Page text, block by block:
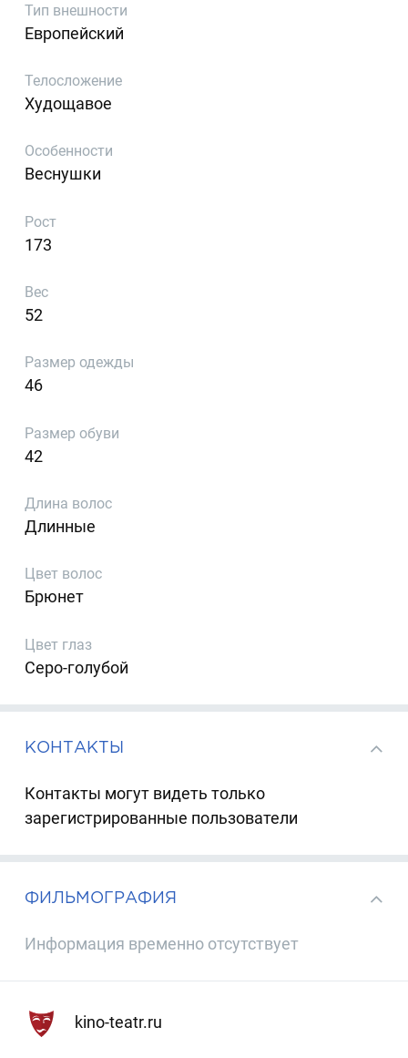
Тип внешности
Европейский
Телосложение
Худощавое
Особенности
Веснушки
Рост
173
Вес
52
Размер одежды
46
Размер обуви
42
Длина волос
Длинные
Цвет волос
Брюнет
Цвет глаз
Серо-голубой
КОНТАКТЫ
Контакты могут видеть только
зарегистрированные пользователи
ФИЛЬМОГРАФИЯ
Информация временно отсутствует
kino-teatr.ru